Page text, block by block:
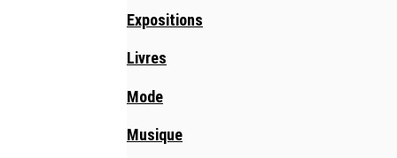
Expositions
Livres
Mode
Musique